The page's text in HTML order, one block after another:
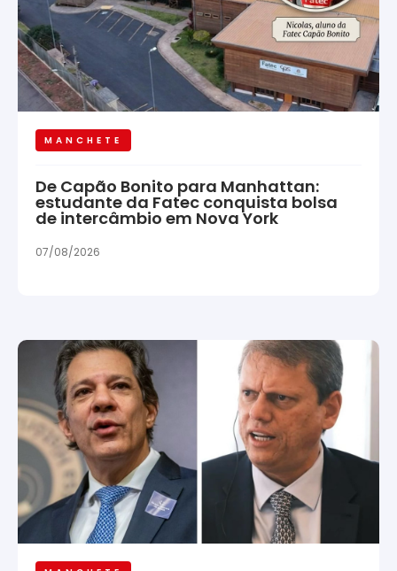
MANCHETE
De Capão Bonito para Manhattan:
estudante da Fatec conquista bolsa
de intercâmbio em Nova York
07/08/2026